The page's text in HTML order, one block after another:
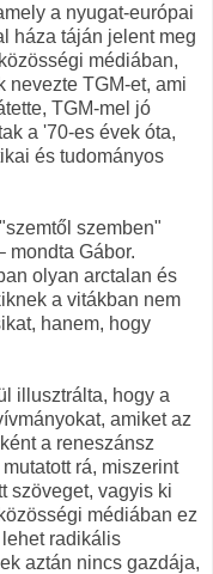
a nyugat-európai
háza táján jelent meg
médiában,
nevezte TGM-et, ami
TGM-mel jó
a '70-es évek óta,
és tudományos
szemben"
mondta Gábor.
olyan arctalan és
a vitákban nem
hanem, hogy
illusztrálta, hogy a
amiket az
a reneszánsz
rá, miszerint
szöveget, vagyis ki
médiában ez
radikális
aztán nincs gazdája,